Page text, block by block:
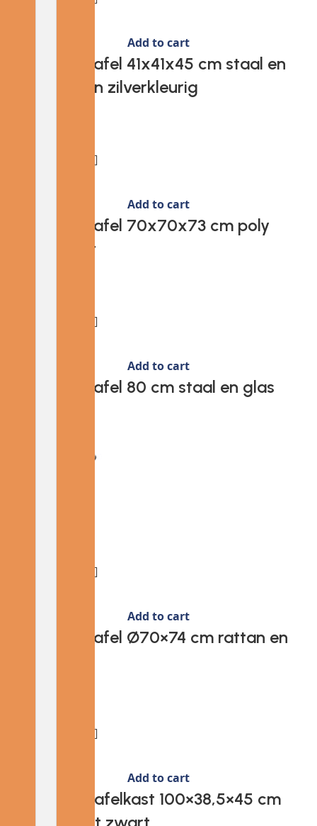
Add to cart
Provira Tuintafel 41x41x45 cm staal en
glas zwart en zilverkleurig
Add to cart
Provira Tuintafel 70x70x73 cm poly
rattan zwart
Add to cart
Provira Tuintafel 80 cm staal en glas
Add to cart
Provira Tuintafel Ø70×74 cm rattan en
Add to cart
Provira Wastafelkast 100×38,5×45 cm
bewerkt hout zwart